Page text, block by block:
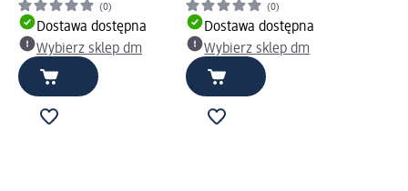
(0)
Dostawa dostępna
Wybierz sklep dm
(0)
Dostawa dostępna
Wybierz sklep dm